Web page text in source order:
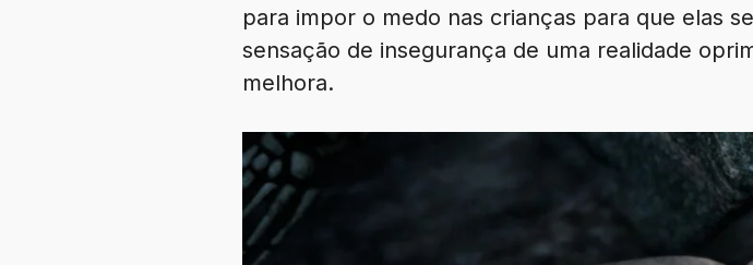
para impor o medo nas crianças para que elas
sensação de insegurança de uma realidade
melhora.